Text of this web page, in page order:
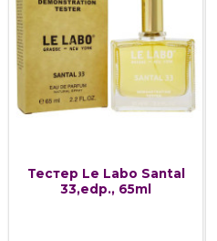
Тестер Le Labo Santal
33,edp., 65ml